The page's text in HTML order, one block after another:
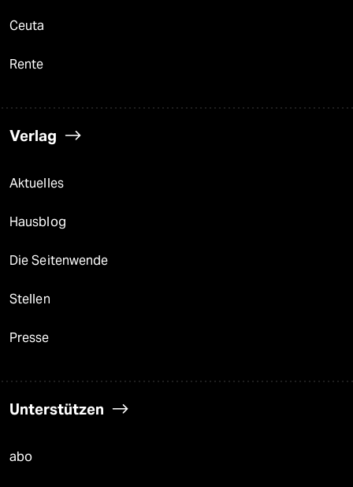
Ceuta
Rente
Verlag
Aktuelles
Hausblog
Die Seitenwende
Stellen
Presse
Unterstützen
abo